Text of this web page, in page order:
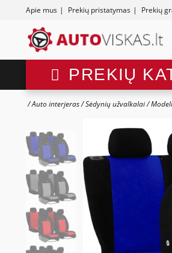
Apie mus | Prekių pristatymas | Prekių
PREKIŲ
Auto interjeras Sėdynių užvalkalai